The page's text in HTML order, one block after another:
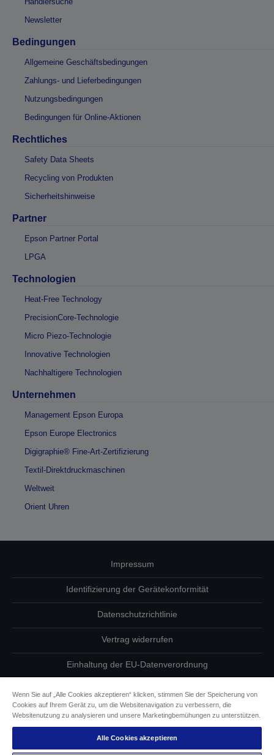
Newsletter
Bedingungen
Allgemeine Geschäftsbedingungen
Zahlungs- und Lieferbedingungen
Nutzungsbedingungen
Bedingungen für Online-Aktionen
Rechtliches
Safety Data Sheets
Recycling von Produkten
Sicherheitshinweise
Partner
Epson Partner Portal
LPGA
Technologien
Heat-Free Technology
PrecisionCore-Technologie
Micro Piezo-Technologie
Innovative Technologien
Nachhaltigere Technologien
Unternehmen
Management Epson Europa
Epson Europe Electronics
Digigraphie® Fine-Art-Zertifizierung
Textil-Direktdruckmaschinen
Weltweit
Orient Uhren
Impressum
Identifizierung der Gerätekonformität
Datenschutzrichtlinie
Vertrag widerrufen
Einhaltung der EU-Datenverordnung
Informationen zu Cookies
Epson Engagement für Barrierefreiheit
Wenn Sie auf „Alle Cookies akzeptieren“ klicken, stimmen Sie der Speicherung von
Cookies auf Ihrem Gerät zu, um die Websitenavigation zu verbessern, die
Websitenutzung zu analysieren und unsere Marketingbemühungen zu unterstützen.
Alle Cookies akzeptieren